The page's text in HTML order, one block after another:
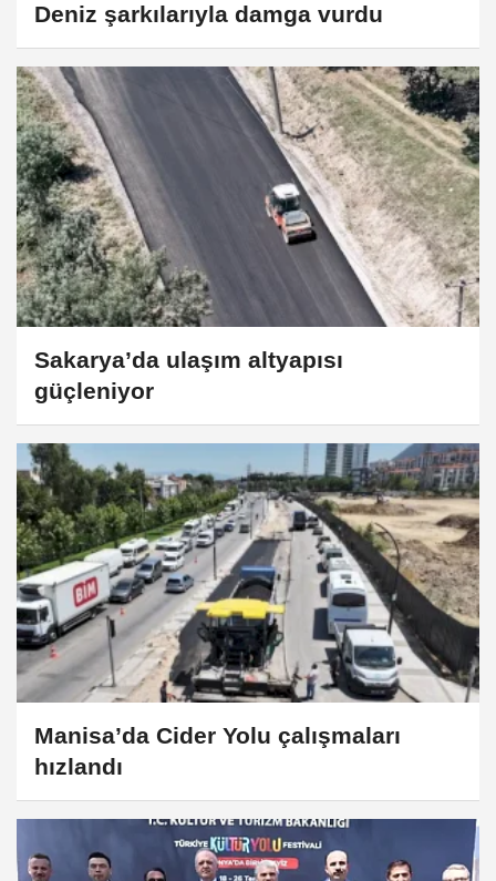
Deniz şarkılarıyla damga vurdu
Sakarya’da ulaşım altyapısı
güçleniyor
Manisa’da Cider Yolu çalışmaları
hızlandı